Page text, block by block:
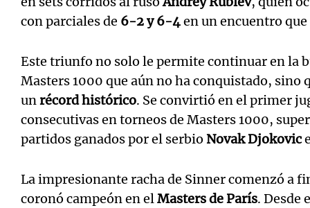
con parciales de 6-2 y 6-4en un encuentro
Este triunfo no solo le permite continuar en la
Masters 1000 que aún no ha conquistado, sino
unrécord histórico. Se convirtió en el primer
consecutivas en torneos de Masters 1000,
partidos ganados por el serbio Novak Djokovic
La impresionante racha de Sinner comenzó a
coronó campeón en elMasters de París. Desde